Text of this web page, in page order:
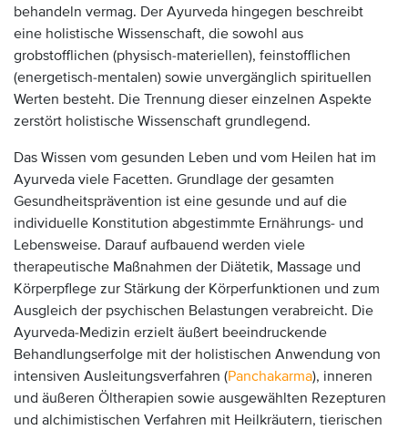
behandeln vermag. Der Ayurveda hingegen beschreibt
eine holistische Wissenschaft, die sowohl aus
grobstofflichen (physisch-materiellen), feinstofflichen
(energetisch-mentalen) sowie unvergänglich spirituellen
Werten besteht. Die Trennung dieser einzelnen Aspekte
zerstört holistische Wissenschaft grundlegend.
Das Wissen vom gesunden Leben und vom Heilen hat im
Ayurveda viele Facetten. Grundlage der gesamten
Gesundheitsprävention ist eine gesunde und auf die
individuelle Konstitution abgestimmte Ernährungs- und
Lebensweise. Darauf aufbauend werden viele
therapeutische Maßnahmen der Diätetik, Massage und
Körperpflege zur Stärkung der Körperfunktionen und zum
Ausgleich der psychischen Belastungen verabreicht. Die
Ayurveda-Medizin erzielt äußert beeindruckende
Behandlungserfolge mit der holistischen Anwendung von
intensiven Ausleitungsverfahren (Panchakarma), inneren
und äußeren Öltherapien sowie ausgewählten Rezepturen
und alchimistischen Verfahren mit Heilkräutern, tierischen